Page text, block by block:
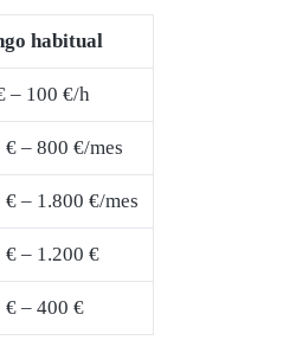
habitual
– 100 €/h
€ – 800 €/mes
€ – 1.800 €/mes
€ – 1.200 €
€ – 400 €